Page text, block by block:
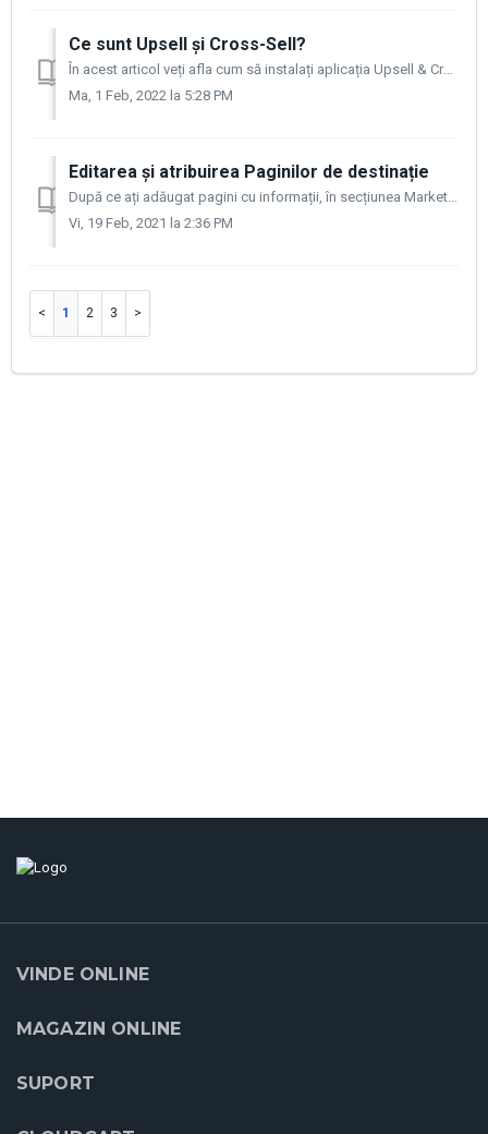
Ce sunt Upsell și Cross-Sell?
În acest articol veți afla cum să instalați aplicația Upsell & Cross-Sell Ce е Upsell? Upsell are ca scop să scumpească achiziția principală prin ac...
Ma, 1 Feb, 2022 la 5:28 PM
Editarea și atribuirea Paginilor de destinație
După ce ați adăugat pagini cu informații, în secțiunea Marketing > Pagini de destinație, veți găsi o listă cu toate paginile pe care le-ați creat deja și...
Vi, 19 Feb, 2021 la 2:36 PM
1 2 3
VINDE ONLINE
MAGAZIN ONLINE
SUPORT